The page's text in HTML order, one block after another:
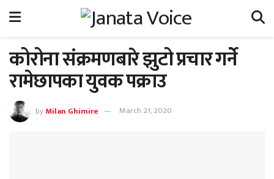
कोरोना संक्रमणबारे झुटो प्रचार गर्ने
रामेछापका युवक पक्राउ
byMilan Ghimire March 21, 2020